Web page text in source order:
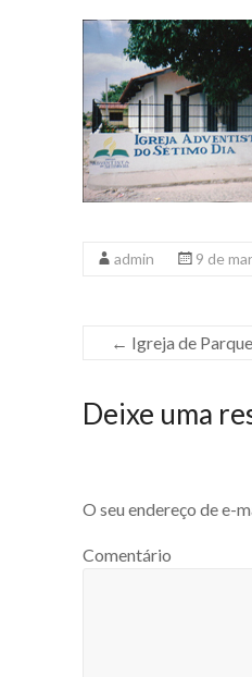
admin 9 de
← Igreja de
Deixe uma
O seu endereço de e-
Comentário